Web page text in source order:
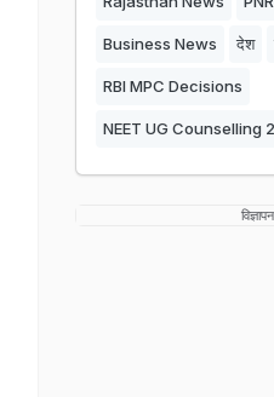
Business News देश
RBI MPC Decisions
NEET UG Counselling
विज्ञापन